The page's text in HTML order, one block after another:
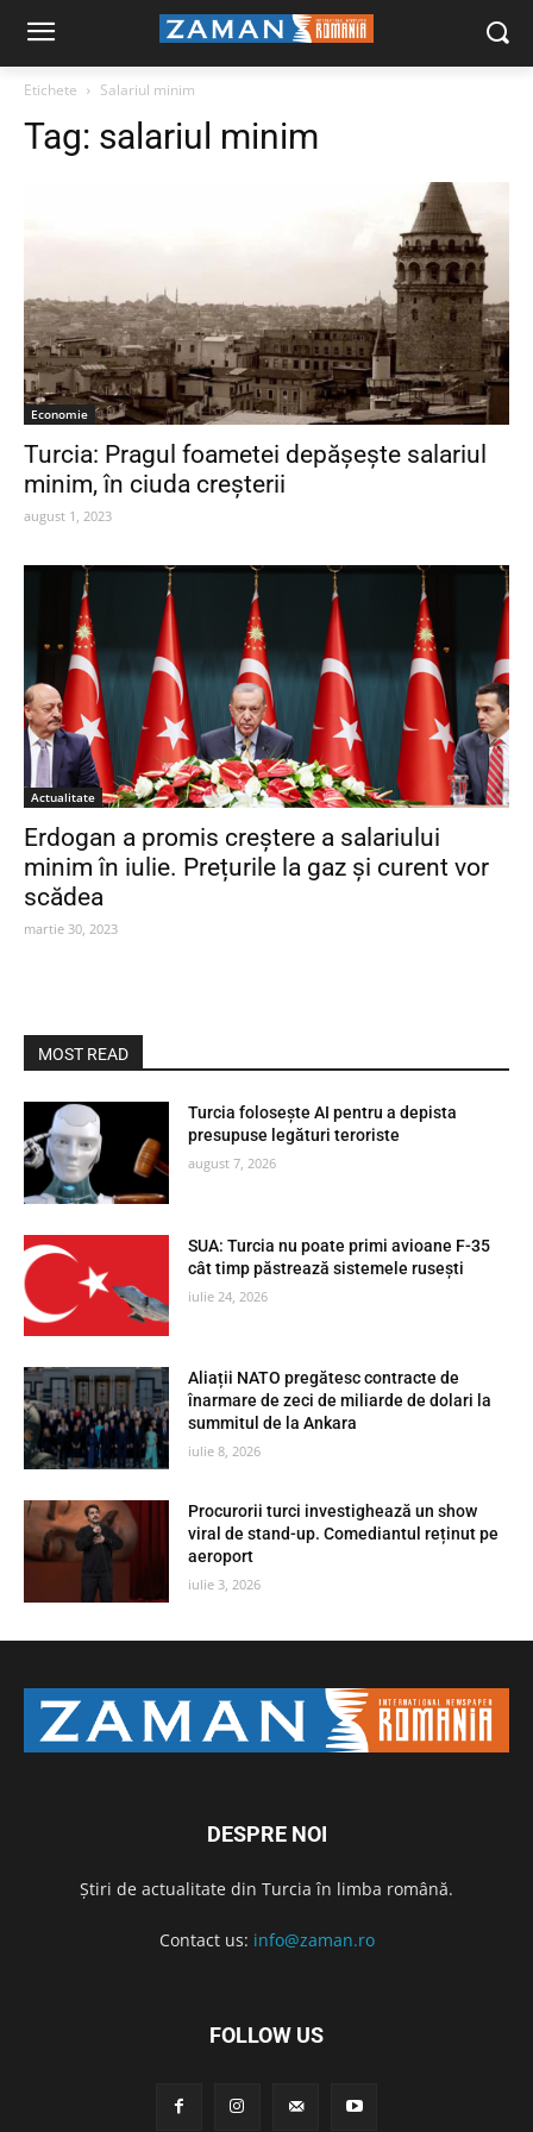
Etichete Salariul minim
Tag: salariul minim
Economie
Turcia: Pragul foametei depășește salariul
minim, în ciuda creșterii
august 1, 2023
Actualitate
Erdogan a promis creștere a salariului
minim în iulie. Prețurile la gaz și curent vor
scădea
martie 30, 2023
MOST READ
Turcia folosește AI pentru a depista
presupuse legături teroriste
august 7, 2026
SUA: Turcia nu poate primi avioane F-35
cât timp păstrează sistemele rusești
iulie 24, 2026
Aliații NATO pregătesc contracte de
înarmare de zeci de miliarde de dolari la
summitul de la Ankara
iulie 8, 2026
Procurorii turci investighează un show
viral de stand-up. Comediantul reținut pe
aeroport
iulie 3, 2026
DESPRE NOI
Știri de actualitate din Turcia în limba română.
Contact us: info@zaman.ro
FOLLOW US